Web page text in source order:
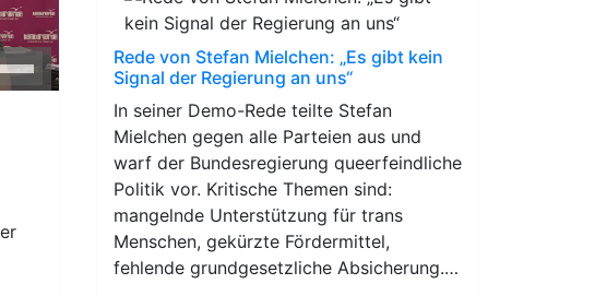
Runter
Rede von Stefan Mielchen: „Es gibt kein
Signal der Regierung an uns“
In seiner Demo-Rede teilte Stefan
Mielchen gegen alle Parteien aus und
warf der Bundesregierung queerfeindliche
Politik vor. Kritische Themen sind:
mangelnde Unterstützung für trans
Menschen, gekürzte Fördermittel,
fehlende grundgesetzliche Absicherung.…